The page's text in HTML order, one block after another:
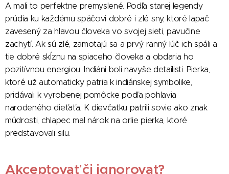
A mali to perfektne premyslené. Podľa starej legendy
prúdia ku každému spáčovi dobré i zlé sny, ktoré lapač
zavesený za hlavou človeka vo svojej sieti, pavučine
zachytí. Ak sú zlé, zamotajú sa a prvý ranný lúč ich spáli a
tie dobré skĺznu na spiaceho človeka a obdaria ho
pozitívnou energiou. Indiáni boli navyše detailisti. Pierka,
ktoré už automaticky patria k indiánskej symbolike,
pridávali k vyrobenej pomôcke podľa pohlavia
narodeného dieťaťa. K dievčatku patrili sovie ako znak
múdrosti, chlapec mal nárok na orlie pierka, ktoré
predstavovali silu.
Akceptovať či ignorovať?